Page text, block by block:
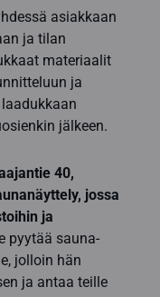
asiakkaan
ja tilan
materiaalit
ja
jälkeen.
40,
jossa
ja
pyytää sauna-
jolloin hän
ja antaa teille